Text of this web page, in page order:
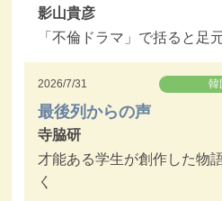
影山貴彦
「不倫ドラマ」で括ると足
2026/7/31 韓
最後列からの声
寺脇研
才能ある学生が創作した物
く